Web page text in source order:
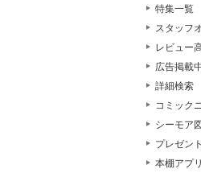
特集一覧
スタッフ
レビュー
広告掲載
詳細検索
コミック
シーモア
プレゼン
本棚アプリ